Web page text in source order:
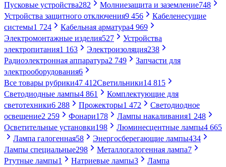
Пусковые устройства282 Молниезащита и заземление748
Устройства защитного отключения9 456
Кабеленесущие
системы1 724 Кабельная арматура4 969
Электромонтажные изделия527
Устройства
электропитания1 163 Электроизоляция238
Радиоэлектронная аппаратура2 749
Запчасти для
электрооборудования6
Все товары рубрики47 412Светильники14 815
Светодиодные лампы4 861
Комплектующие для
светотехники6 288 Прожекторы1 472
Светодиодное
освещение2 259 Фонари178 Лампы накаливания1 248
Осветительные установки198 Люминесцентные лампы4 665
Лампа галогенная58 Энергосберегающие лампы434
Лампы специальные298 Металлогалогенная лампа7
Ртутные лампы1 Натриевые лампы3
Лампа